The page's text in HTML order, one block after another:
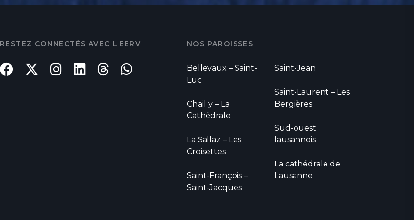
RESTEZ CONNECTÉS AVEC L’EERV NOS PAROISSES
Bellevaux – Saint-
Luc
Chailly – La
Cathédrale
La Sallaz – Les
Croisettes
Saint-François –
Saint-Jacques
Saint-Jean
Saint-Laurent – Les
Bergières
Sud-ouest
lausannois
La cathédrale de
Lausanne